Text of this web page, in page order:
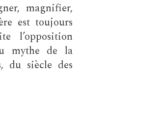
magnifier,
est toujours
l’opposition
mythe de la
du siècle des